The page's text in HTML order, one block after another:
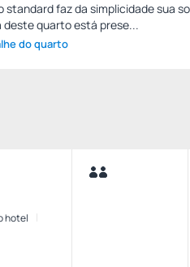
standard faz da simplicidade sua
deste quarto está prese...
do quarto
hotel